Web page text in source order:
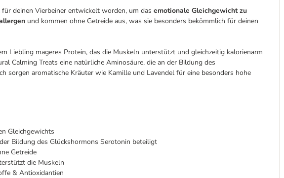
deinen Vierbeiner entwickelt worden, um das emotionale Gleichgewicht zu
und kommen ohne Getreide aus, was sie besonders bekömmlich für deinen
Liebling mageres Protein, das die Muskeln unterstützt und gleichzeitig kalorienarm
Calming Treats eine natürliche Aminosäure, die an der Bildung des
sorgen aromatische Kräuter wie Kamille und Lavendel für eine besonders hohe
Gleichgewichts
Bildung des Glückshormons Serotonin beteiligt
Getreide
die Muskeln
& Antioxidantien